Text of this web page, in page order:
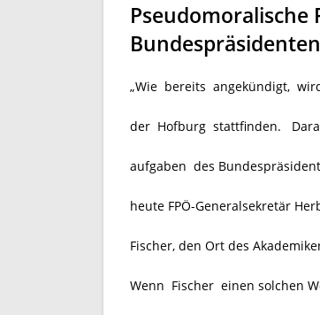
Pseudomoralische
„Wie bereits angekündigt,
der Hofburg stattfinden.
aufgaben des
heute FPÖ-Generalsekretär
Fischer, den Ort des
Wenn Fischer einen solchen